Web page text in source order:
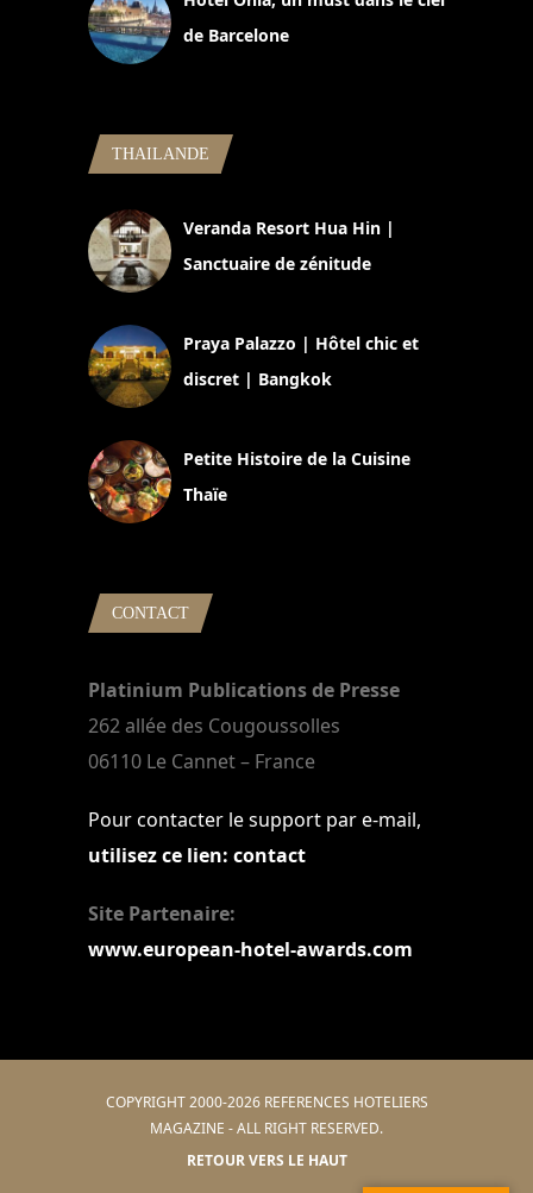
de Barcelone
THAILANDE
Veranda Resort Hua Hin |
Sanctuaire de zénitude
Praya Palazzo | Hôtel chic et
discret | Bangkok
Petite Histoire de la Cuisine
Thaïe
CONTACT
Platinium Publications de Presse
262 allée des Cougoussolles
06110 Le Cannet – France
Pour contacter le support par e-mail,
utilisez ce lien: contact
Site Partenaire:
www.european-hotel-awards.com
COPYRIGHT 2000-2026 REFERENCES HOTELIERS
MAGAZINE - ALL RIGHT RESERVED.
RETOUR VERS LE HAUT